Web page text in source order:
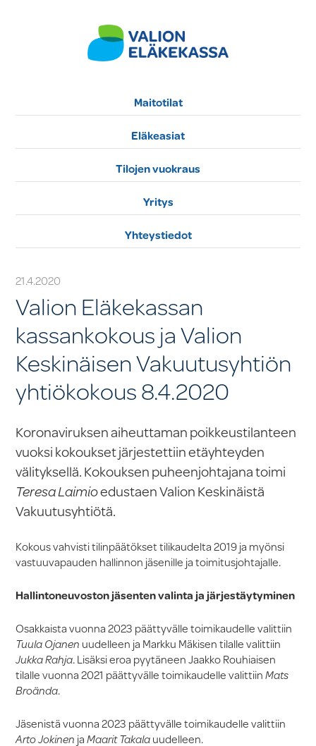
Maitotilat
Eläkeasiat
Tilojen vuokraus
Yritys
Yhteystiedot
21.4.2020
Valion Eläkekassan
kassankokous ja Valion
Keskinäisen Vakuutusyhtiön
yhtiökokous 8.4.2020
Koronaviruksen aiheuttaman poikkeustilanteen
vuoksi kokoukset järjestettiin etäyhteyden
välityksellä. Kokouksen puheenjohtajana toimi
Teresa Laimioedustaen Valion Keskinäistä
Vakuutusyhtiötä.
Kokous vahvisti tilinpäätökset tilikaudelta 2019 ja myönsi
vastuuvapauden hallinnon jäsenille ja toimitusjohtajalle.
Hallintoneuvoston jäsenten valinta ja järjestäytyminen
Osakkaista vuonna 2023 päättyvälle toimikaudelle valittiin
Tuula Ojanen uudelleen ja Markku Mäkisen tilalle valittiin
Jukka Rahja. Lisäksi eroa pyytäneen Jaakko Rouhiaisen
tilalle vuonna 2021 päättyvälle toimikaudelle valittiinMats
Broända.
Jäsenistä vuonna 2023 päättyvälle toimikaudelle valittiin
Arto Jokinen jaMaarit Takalauudelleen.